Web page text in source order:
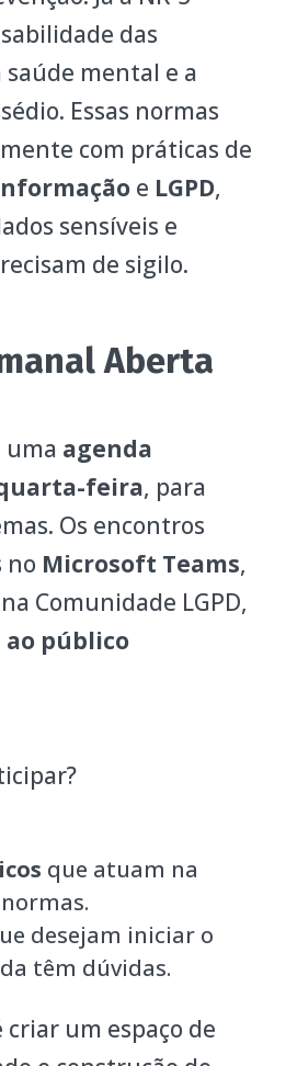
das
saúde mental e a
Essas normas
com práticas de
e LGPD,
sensíveis e
de sigilo.
Aberta
uma agenda
feira, para
Os encontros
no Microsoft Teams,
Comunidade LGPD,
público
que atuam na
desejam iniciar o
têm dúvidas.
criar um espaço de